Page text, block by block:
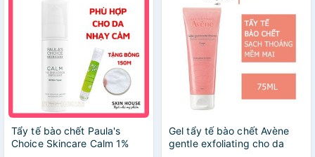
Tẩy tế bào chết Paula's
Choice Skincare Calm 1%
Gel tẩy tế bào chết Avène
gentle exfoliating cho da